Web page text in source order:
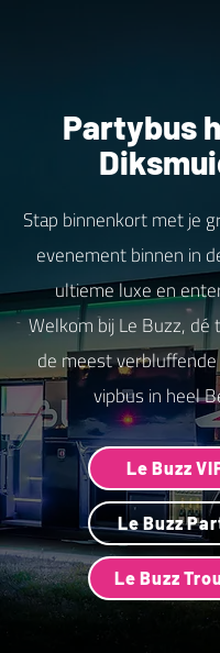
Partybus
Stap binnenkort met je
evenement binnen in
ultieme luxe en
Welkom bij Le Buzz, dé
de meest
vipbus in heel
Le Buzz
Le Buzz
Le Buzz